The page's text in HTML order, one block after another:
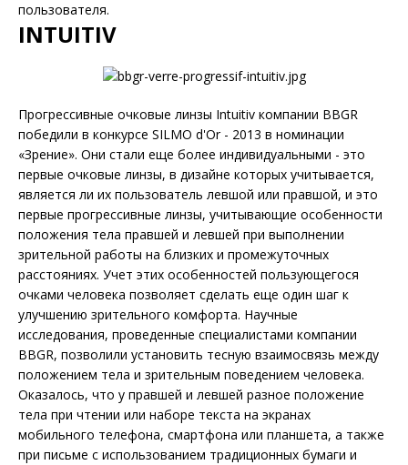
пользователя.
INTUITIV
Прогрессивные очковые линзы Intuitiv компании BBGR
победили в конкурсе SILMO d'Or - 2013 в номинации
«Зрение». Они стали еще более индивидуальными - это
первые очковые линзы, в дизайне которых учитывается,
является ли их пользователь левшой или правшой, и это
первые прогрессивные линзы, учитывающие особенности
положения тела правшей и левшей при выполнении
зрительной работы на близких и промежуточных
расстояниях. Учет этих особенностей пользующегося
очками человека позволяет сделать еще один шаг к
улучшению зрительного комфорта. Научные
исследования, проведенные специалистами компании
BBGR, позволили установить тесную взаимосвязь между
положением тела и зрительным поведением человека.
Оказалось, что у правшей и левшей разное положение
тела при чтении или наборе текста на экранах
мобильного телефона, смартфона или планшета, а также
при письме с использованием традиционных бумаги и